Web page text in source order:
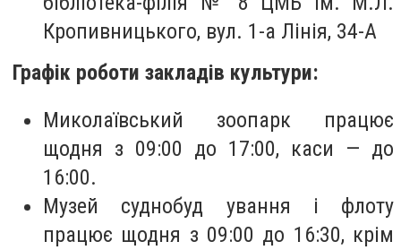
Кропивницького, вул. 1-а Лінія, 34-А
Графік роботи закладів культури:
Миколаївський зоопарк працює
щодня з 09:00 до 17:00, каси — до
16:00.
Музей суднобуд ування і флоту
працює щодня з 09:00 до 16:30, крім